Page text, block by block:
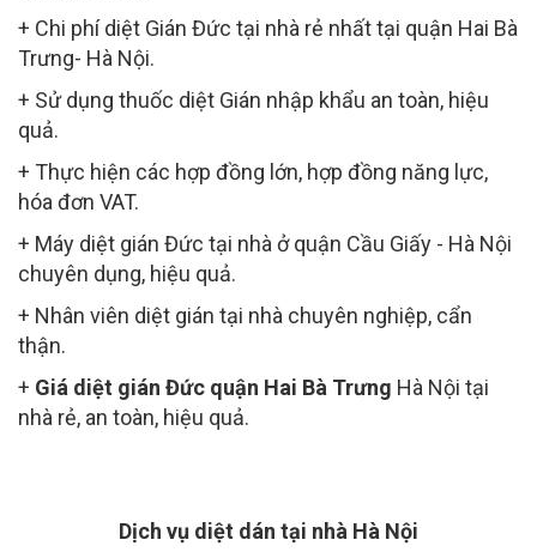
+ Chi phí diệt Gián Đức tại nhà rẻ nhất tại quận Hai Bà
Trưng- Hà Nội.
+ Sử dụng thuốc diệt Gián nhập khẩu an toàn, hiệu
quả.
+ Thực hiện các hợp đồng lớn, hợp đồng năng lực,
hóa đơn VAT.
+ Máy diệt gián Đức tại nhà ở quận Cầu Giấy - Hà Nội
chuyên dụng, hiệu quả.
+ Nhân viên diệt gián tại nhà chuyên nghiệp, cẩn
thận.
Giá diệt gián Đức quận Hai Bà Trưng
Hà Nội tại
nhà rẻ, an toàn, hiệu quả.
Dịch vụ diệt dán tại nhà Hà Nội